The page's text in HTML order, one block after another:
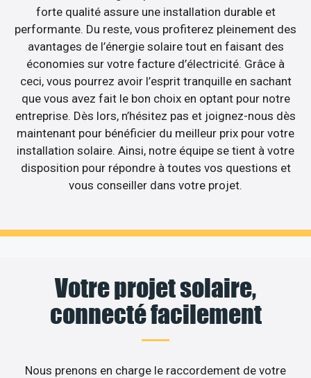
forte qualité assure une installation durable et
performante. Du reste, vous profiterez pleinement des
avantages de l’énergie solaire tout en faisant des
économies sur votre facture d’électricité. Grâce à
ceci, vous pourrez avoir l’esprit tranquille en sachant
que vous avez fait le bon choix en optant pour notre
entreprise. Dès lors, n’hésitez pas et joignez-nous dès
maintenant pour bénéficier du meilleur prix pour votre
installation solaire. Ainsi, notre équipe se tient à votre
disposition pour répondre à toutes vos questions et
vous conseiller dans votre projet.
Votre projet solaire,
connecté facilement
Nous prenons en charge le raccordement de votre